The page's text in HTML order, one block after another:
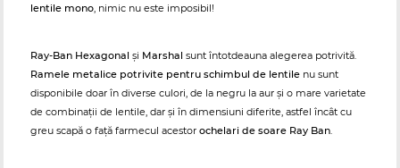
lentile mono, nimic nu este imposibil!
Ray-Ban Hexagonal și Marshal sunt întotdeauna alegerea potrivită.
Ramele metalice potrivite pentru schimbul de lentile nu sunt
disponibile doar în diverse culori, de la negru la aur și o mare varietate
de combinații de lentile, dar și în dimensiuni diferite, astfel încât cu
greu scapă o față farmecul acestor ochelari de soare Ray Ban.